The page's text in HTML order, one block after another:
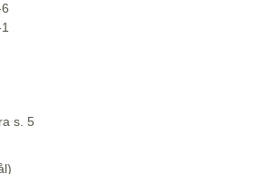
s. 5